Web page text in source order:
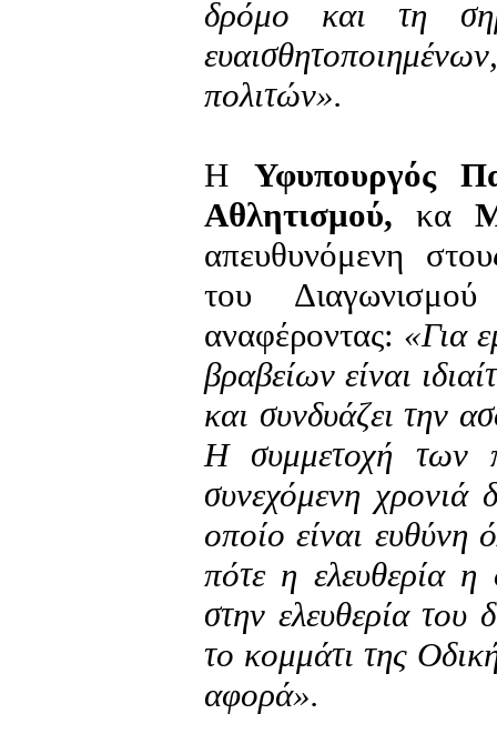
δρόμο και τη
πολιτών».
Η Υφυπουργός
Αθλητισμού,κα
απευθυνόμενη
του
αναφέροντας: «Για
βραβείων είναι
και συνδυάζει την
Η συμμετοχή των
συνεχόμενη χρονιά
οποίο είναι
πότε η ελευθερία η
στην ελευθερία του
το κομμάτι της
αφορά».